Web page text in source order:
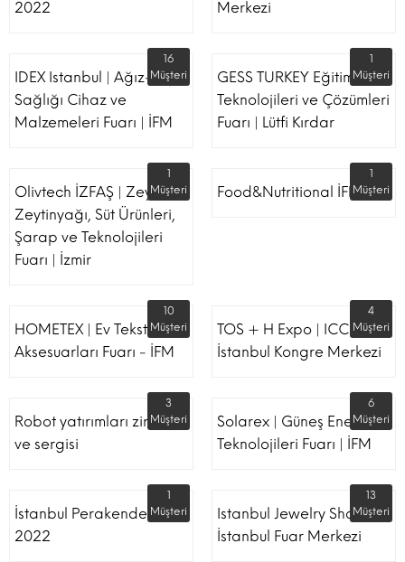
2022
Merkezi
IDEX Istanbul | Ağız-Diş
Sağlığı Cihaz ve
Malzemeleri Fuarı | İFM
16
Müşteri
GESS TURKEY Eğitim
Teknolojileri ve Çözümleri
Fuarı | Lütfi Kırdar
1
Müşteri
Olivtech İZFAŞ | Zeytin,
Zeytinyağı, Süt Ürünleri,
Şarap ve Teknolojileri
Fuarı | İzmir
1
Müşteri
Food&Nutritional İFM
1
Müşteri
HOMETEX | Ev Tekstili Ve
Aksesuarları Fuarı - İFM
10
Müşteri
TOS + H Expo | ICC -
İstanbul Kongre Merkezi
4
Müşteri
Robot yatırımları zirvesi
ve sergisi
3
Müşteri
Solarex | Güneş Enerjisi &
Teknolojileri Fuarı | İFM
6
Müşteri
İstanbul Perakende Fuarı
2022
1
Müşteri
Istanbul Jewelry Show |
İstanbul Fuar Merkezi
13
Müşteri